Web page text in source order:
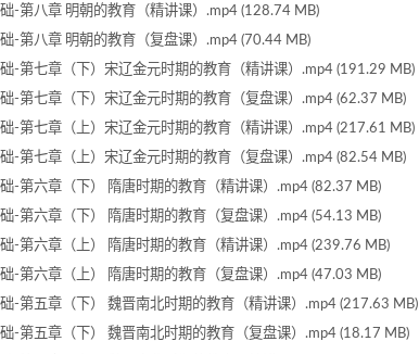
-第八章 明朝的教育（精讲课）.mp4 (128.74 MB)
-第八章 明朝的教育（复盘课）.mp4 (70.44 MB)
-第七章（下）宋辽金元时期的教育（精讲课）.mp4 (191.29 MB)
-第七章（下）宋辽金元时期的教育（复盘课）.mp4 (62.37 MB)
-第七章（上）宋辽金元时期的教育（精讲课）.mp4 (217.61 MB)
-第七章（上）宋辽金元时期的教育（复盘课）.mp4 (82.54 MB)
-第六章（下） 隋唐时期的教育（精讲课）.mp4 (82.37 MB)
-第六章（下） 隋唐时期的教育（复盘课）.mp4 (54.13 MB)
-第六章（上） 隋唐时期的教育（精讲课）.mp4 (239.76 MB)
-第六章（上） 隋唐时期的教育（复盘课）.mp4 (47.03 MB)
-第五章（下） 魏晋南北时期的教育（精讲课）.mp4 (217.63 MB)
-第五章（下） 魏晋南北时期的教育（复盘课）.mp4 (18.17 MB)